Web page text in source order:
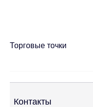
Торговые точки
Контакты